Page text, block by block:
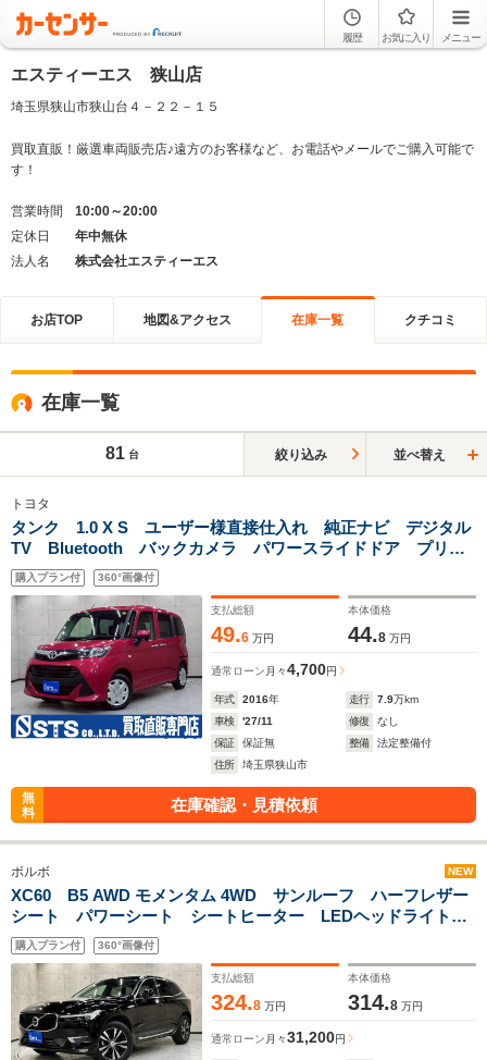
履歴 お気に入り メニュー
エスティーエス 狭山店
埼玉県狭山市狭山台４－２２－１５
買取直販！厳選車両販売店♪遠方のお客様など、お電話やメールでご購入可能で
す！
営業時間
10:00～20:00
定休日
年中無休
法人名
株式会社エスティーエス
お店TOP 地図&アクセス 在庫一覧 クチコミ
在庫一覧
81 台 絞り込み 並べ替え
トヨタ
タンク 1.0 X S ユーザー様直接仕入れ 純正ナビ デジタル
TV Bluetooth バックカメラ パワースライドドア プリク
ラッシュ 障害物センサー 前後ドラレコ ステアリングスイ
ッチ スマートキー スペアキー ETC
購入プラン付 360°画像付
支払総額
49.6 万円
本体価格
44.8 万円
通常ローン 月々4,700円
年式 2016年 走行 7.9万km
車検
'27/11 修復
なし
保証
保証無 整備
法定整備付
住所
埼玉県狭山市
無
料
在庫確認・見積依頼
ボルボ NEW
XC60 B5 AWD モメンタム 4WD サンルーフ ハーフレザー
シート パワーシート シートヒーター LEDヘッドライト
純正18インチAW 純正ナビ 地デジTV アラウンドビュー
レーダークルーズ ドラレコ スマートキー 予備キー ETC
購入プラン付 360°画像付
支払総額
324.8 万円
本体価格
314.8 万円
通常ローン 月々31,200円